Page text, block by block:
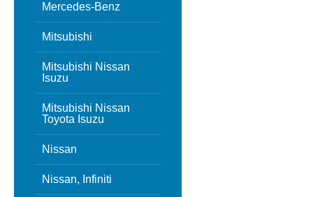
Mercedes-Benz
Mitsubishi
Mitsubishi Nissan
Isuzu
Mitsubishi Nissan
Toyota Isuzu
Nissan
Nissan, Infiniti